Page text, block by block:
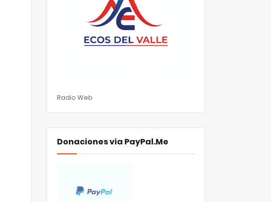
Radio Web
Donaciones via PayPal.Me